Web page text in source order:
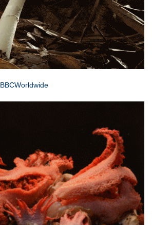
BBCWorldwide